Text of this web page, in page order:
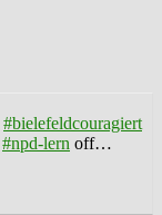
#bielefeldcouragiert
#npd-lern off…